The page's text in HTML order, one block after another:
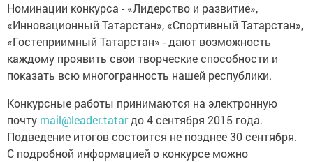
Номинации конкурса - «Лидерство и развитие»,
«Инновационный Татарстан», «Спортивный Татарстан»,
«Гостеприимный Татарстан» - дают возможность
каждому проявить свои творческие способности и
показать всю многогранность нашей республики.
Конкурсные работы принимаются на электронную
почту mail@leader.tatarдо 4 сентября 2015 года.
Подведение итогов состоится не позднее 30 сентября.
С подробной информацией о конкурсе можно